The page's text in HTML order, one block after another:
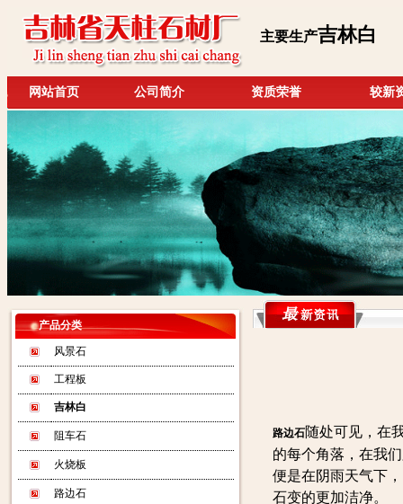
主要生产吉林白
网站首页 公司简介 资质荣誉 较新
产品分类
风景石
工程板
吉林白
阻车石
火烧板
路边石
路边石随处可见，在
的每个角落，在我
便是在阴雨天气下
石变的更加洁净。